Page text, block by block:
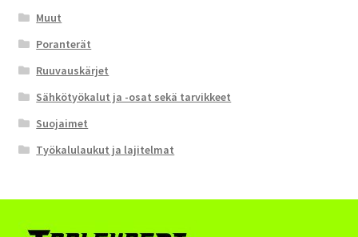
Muut
Poranterät
Ruuvauskärjet
Sähkötyökalut ja -osat sekä tarvikkeet
Suojaimet
Työkalulaukut ja lajitelmat